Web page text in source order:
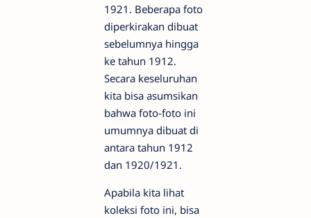
1921. Beberapa foto
diperkirakan dibuat
sebelumnya hingga
ke tahun 1912.
Secara keseluruhan
kita bisa asumsikan
bahwa foto-foto ini
umumnya dibuat di
antara tahun 1912
dan 1920/1921.
Apabila kita lihat
koleksi foto ini, bisa